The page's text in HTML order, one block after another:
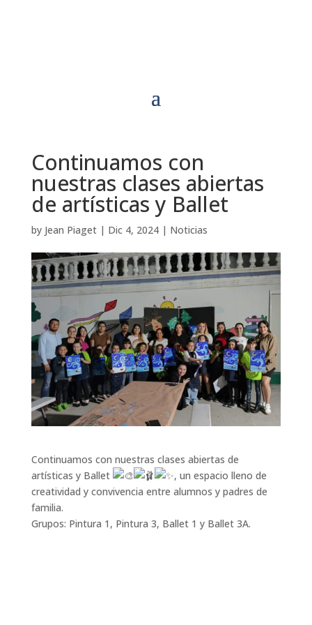
Continuamos con
nuestras clases abiertas
de artísticas y Ballet
by Jean Piaget| Dic 4, 2024| Noticias
Continuamos con nuestras clases abiertas de
artísticas y Ballet
, un espacio lleno de
creatividad y convivencia entre alumnos y padres de
familia.
Grupos: Pintura 1, Pintura 3, Ballet 1 y Ballet 3A.